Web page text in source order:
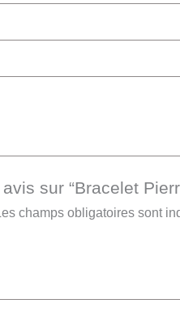
sur “Bracelet
champs obligatoires sont